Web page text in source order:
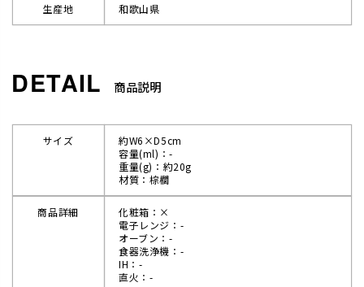
生産地 和歌山県
商品説明
サイズ
約W6×D5cm
容量(ml)：-
重量(g)：約20g
材質：棕櫚
商品詳細
化粧箱：×
電子レンジ：-
オーブン：-
食器洗浄機：-
IH：-
直火：-